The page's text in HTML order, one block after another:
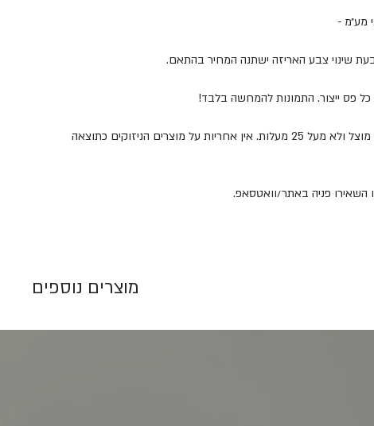
מע״מ -
שינוי צבע האריזה ישתנה המחיר בהתאם.
כל פס ייצור. התמונות להמחשה בלבד!
יש לאחסן את המוצרים במקום מוצל ולא מעל 25 מעלות. אין אחריות על מוצרים הניזוקים כתוצאה
מוצרים נוספים